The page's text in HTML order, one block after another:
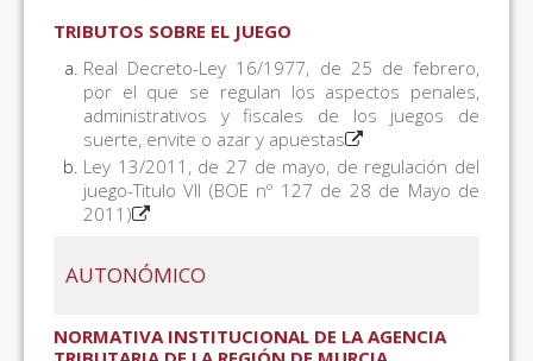
TRIBUTOS SOBRE EL JUEGO
Real Decreto-Ley 16/1977, de 25 de febrero,
por el que se regulan los aspectos penales,
administrativos y fiscales de los juegos de
suerte, envite o azar y apuestas
Ley 13/2011, de 27 de mayo, de regulación del
juego-Titulo VII (BOE nº 127 de 28 de Mayo de
2011)
AUTONÓMICO
NORMATIVA INSTITUCIONAL DE LA AGENCIA